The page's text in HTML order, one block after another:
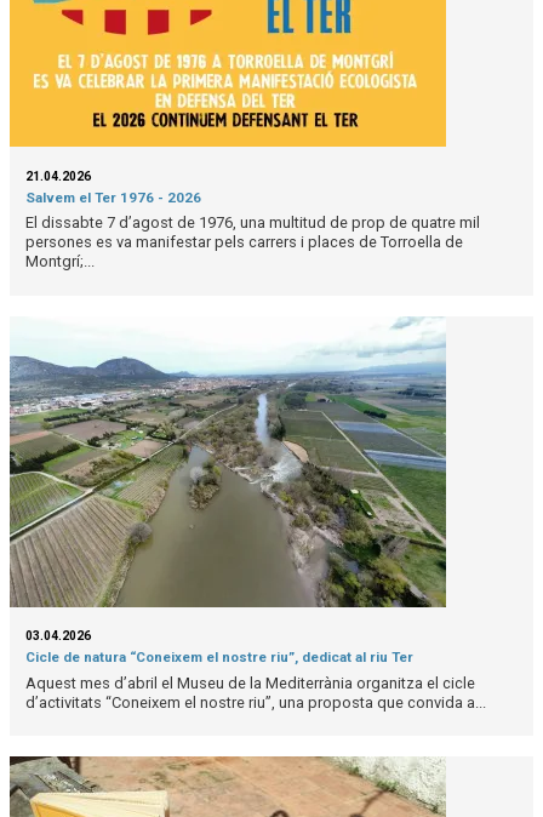
21.04.2026
Salvem el Ter 1976 - 2026
El dissabte 7 d’agost de 1976, una multitud de prop de quatre mil
persones es va manifestar pels carrers i places de Torroella de
Montgrí;...
03.04.2026
Cicle de natura “Coneixem el nostre riu”, dedicat al riu Ter
Aquest mes d’abril el Museu de la Mediterrània organitza el cicle
d’activitats “Coneixem el nostre riu”, una proposta que convida a...